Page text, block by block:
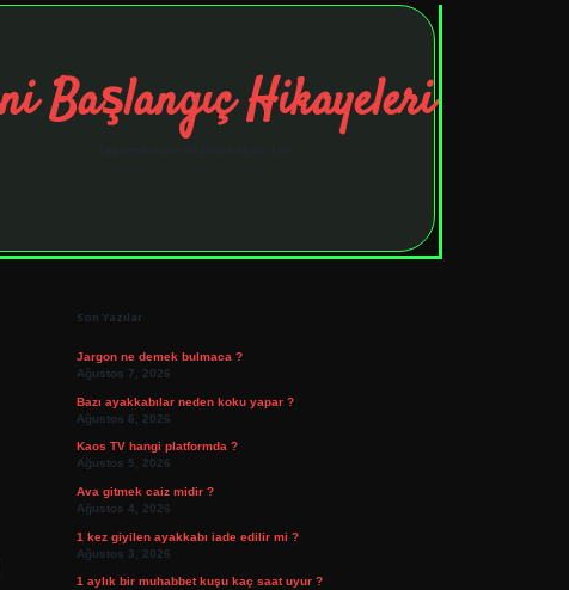
Başlangıç Hikayeleri
Son Yazılar
Jargon ne demek bulmaca ?
Ağustos 7, 2026
Bazı ayakkabılar neden koku yapar ?
Ağustos 6, 2026
Kaos TV hangi platformda ?
Ağustos 5, 2026
Ava gitmek caiz midir ?
Ağustos 4, 2026
1 kez giyilen ayakkabı iade edilir mi ?
Ağustos 3, 2026
1 aylık bir muhabbet kuşu kaç saat uyur ?
tulipbetelexbett.net